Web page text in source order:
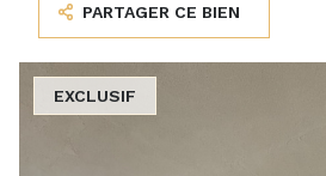
PARTAGER CE BIEN
EXCLUSIF